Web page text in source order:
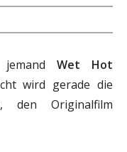
jemandWet Hot
wird gerade die
den Originalfilm